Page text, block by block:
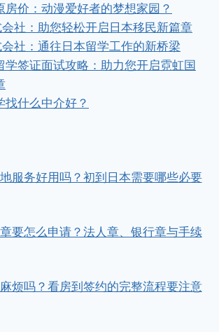
房价：动漫爱好者的梦想家园？
社：助您轻松开启日本移民新篇章
社：通往日本留学工作的新桥梁
学签证面试攻略：助力您开启霓虹国
找什么中介好？
服务好用吗？初到日本需要哪些必要
要怎么申请？法人章、银行章与手续
烦吗？看房到签约的完整流程要注意